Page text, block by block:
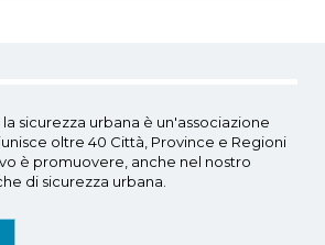
sicurezza urbana è un'associazione
oltre 40 Città, Province e Regioni
è promuovere, anche nel nostro
di sicurezza urbana.